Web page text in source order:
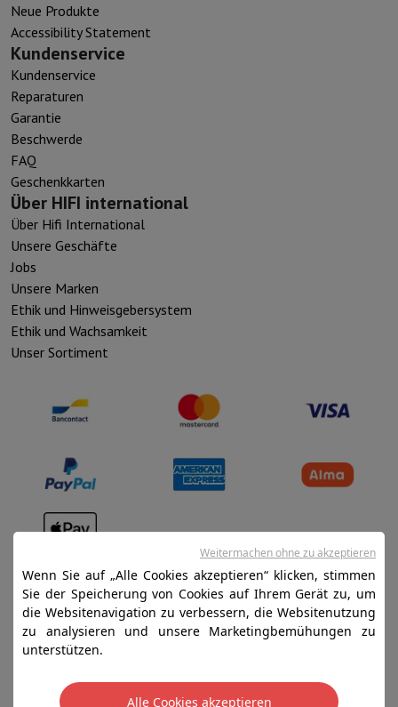
Neue Produkte
Accessibility Statement
Kundenservice
Kundenservice
Reparaturen
Garantie
Beschwerde
FAQ
Geschenkkarten
Über HIFI international
Über Hifi International
Unsere Geschäfte
Jobs
Unsere Marken
Ethik und Hinweisgebersystem
Ethik und Wachsamkeit
Unser Sortiment
Verkaufsbedingungen
Datenschutz
Disclaimer
SA HIFI international - 2 Rue Läiteschbaach, 5324
Wenn Sie auf „Alle Cookies akzeptieren“ klicken, stimmen
Sie der Speicherung von Cookies auf Ihrem Gerät zu, um
die Websitenavigation zu verbessern, die Websitenutzung
zu analysieren und unsere Marketingbemühungen zu
unterstützen.
Alle Cookies akzeptieren
Weitermachen ohne zu akzeptieren